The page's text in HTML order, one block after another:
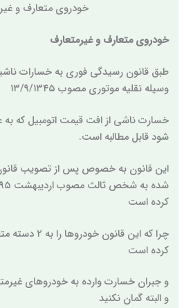
خودروی متعارف و
خودروی متعارف و غیرمتعارف
طبق قانون رسیدگی فوری به خسارات
وسیله نقلیه موتوری مصوب ۱۳/۹/۱۳۴۵
خسارت ناشی از افت قیمت اتومبیل که
شود قابل مطالبه است.
این قانون به خصوص پس از تصویب
کرده است
چرا که این
کرده است
و جبران خسارت وارده به خودروهای
و البته گمان نکنید